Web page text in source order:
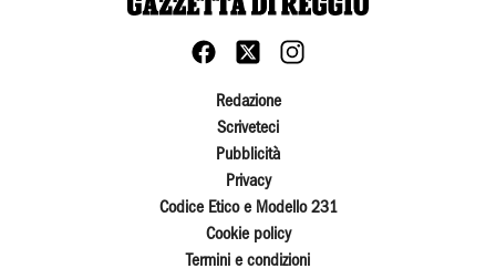
Redazione
Scriveteci
Pubblicità
Privacy
Codice Etico e Modello 231
Cookie policy
Termini e condizioni